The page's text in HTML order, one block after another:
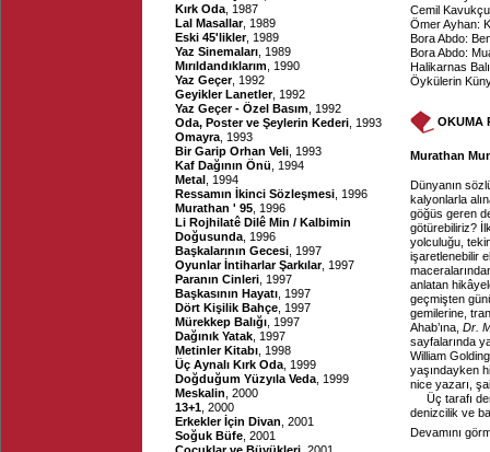
Kırk Oda , 1987
Lal Masallar, 1989
Eski 45'likler, 1989
Yaz Sinemaları , 1989
Mırıldandıklarım , 1990
Yaz Geçer, 1992
Geyikler Lanetler, 1992
Yaz Geçer - Özel Basım , 1992
Oda, Poster ve Şeylerin Kederi , 1993
Omayra , 1993
Bir Garip Orhan Veli , 1993
Kaf Dağının Önü , 1994
Metal , 1994
Ressamın İkinci Sözleşmesi , 1996
Murathan ' 95 , 1996
Li Rojhilatê Dilê Min / Kalbimin
Doğusunda , 1996
Başkalarının Gecesi , 1997
Oyunlar İntiharlar Şarkılar, 1997
Paranın Cinleri , 1997
Başkasının Hayatı , 1997
Dört Kişilik Bahçe , 1997
Mürekkep Balığı , 1997
Dağınık Yatak , 1997
Metinler Kitabı , 1998
Üç Aynalı Kırk Oda , 1999
Doğduğum Yüzyıla Veda , 1999
Meskalin , 2000
13+1 , 2000
Erkekler İçin Divan , 2001
Soğuk Büfe , 2001
Cemil
Ömer Ayhan:
Bora Abdo:
Bora Abdo:
Halikarnas
Öykülerin
OKUMA
Murathan
Dünyanın
kalyonlarla
göğüs geren
götürebiliriz?
yolculuğu,
işaretlenebilir
anlatan
geçmişten
gemilerine,
Ahab’ına, Dr.
sayfalarında
William
yaşındayken
nice yazarı,
Üç tarafı
denizcilik ve
Devamını